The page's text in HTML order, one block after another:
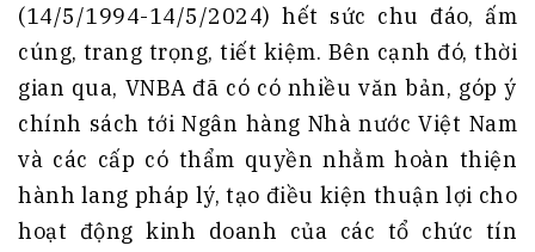
(14/5/1994-14/5/2024) hết sức chu đáo, ấm
cúng, trang trọng, tiết kiệm. Bên cạnh đó, thời
gian qua, VNBA đã có có nhiều văn bản, góp ý
chính sách tới Ngân hàng Nhà nước Việt Nam
và các cấp có thẩm quyền nhằm hoàn thiện
hành lang pháp lý, tạo điều kiện thuận lợi cho
hoạt động kinh doanh của các tổ chức tín